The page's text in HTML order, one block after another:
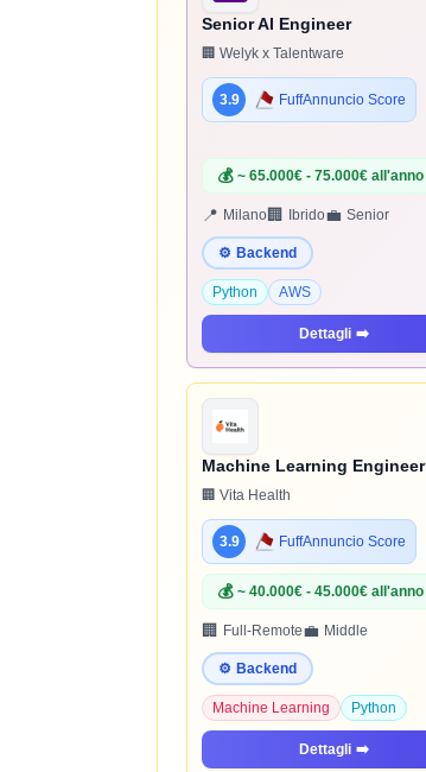
Senior AI Engineer
🏢 Welyk x Talentware
3.9 FuffAnnuncio Score
💰 ~ 65.000€ - 75.000€ all'anno
📍 Milano🏢 Ibrido💼 Senior
⚙️ Backend
Python AWS
Dettagli ➡️
Machine Learning Engineer
🏢 Vita Health
3.9 FuffAnnuncio Score
💰 ~ 40.000€ - 45.000€ all'anno
🏢 Full-Remote💼 Middle
⚙️ Backend
Machine Learning Python
Dettagli ➡️